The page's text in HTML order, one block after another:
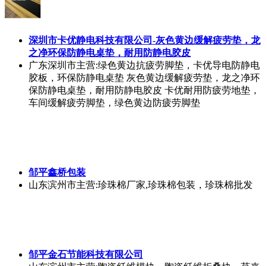
深圳市卡优静电科技有限公司-灰色黄边缓解疲劳垫，龙
之净环保防静电桌垫，耐用防静电胶皮
广东深圳市主营:绿色黄边抗疲劳脚垫，卡优导电防静电
胶板，环保防静电桌垫 灰色黄边缓解疲劳垫，龙之净环
保防静电桌垫，耐用防静电胶皮 卡优耐用防疲劳地垫，
车间缓解疲劳脚垫，绿色黄边防疲劳脚垫
邹平鑫桥包装
山东滨州市主营:珍珠棉厂家,珍珠棉包装，珍珠棉批发
邹平金石节能科技有限公司